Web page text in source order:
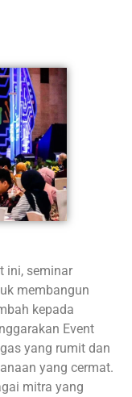
ini, seminar
membangun
kepada
Event
yang rumit dan
yang cermat.
mitra yang